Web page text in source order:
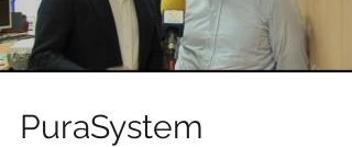
PuraSystem